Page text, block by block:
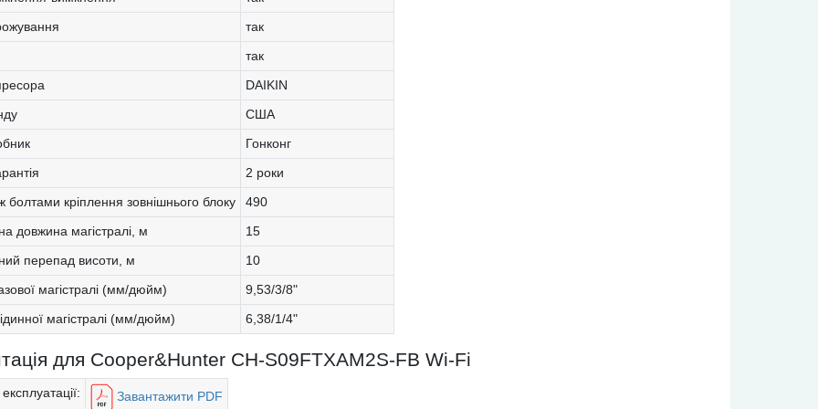
так
так
DAIKIN
США
Гонконг
2 роки
болтами кріплення зовнішнього блоку
490
довжина магістралі, м
15
перепад висоти, м
10
магістралі (мм/дюйм)
9,53/3/8"
магістралі (мм/дюйм)
6,38/1/4"
для Cooper&Hunter CH-S09FTXAM2S-FB Wi-Fi
Завантажити PDF